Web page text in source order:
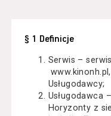
§ 1 Definicje
Serwis –
Usługodawcy;
Usługodawca
Horyzonty z